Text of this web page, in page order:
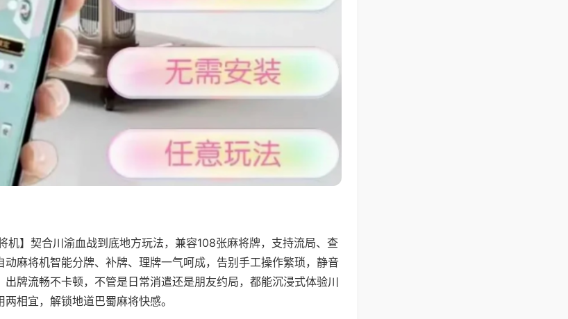
将机】契合川渝血战到底地方玩法，兼容108张麻将牌，支持流局、查
动麻将机智能分牌、补牌、理牌一气呵成，告别手工操作繁琐，静音
牌流畅不卡顿，不管是日常消遣还是朋友约局，都能沉浸式体验川
相宜，解锁地道巴蜀麻将快感。